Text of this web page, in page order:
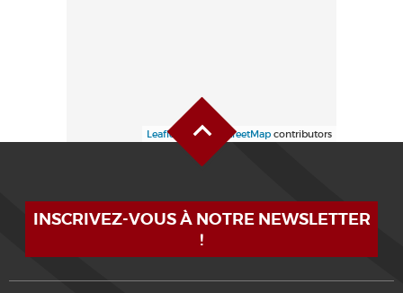
Leaflet | ©OpenStreetMap contributors
INSCRIVEZ-VOUS À NOTRE NEWSLETTER
!